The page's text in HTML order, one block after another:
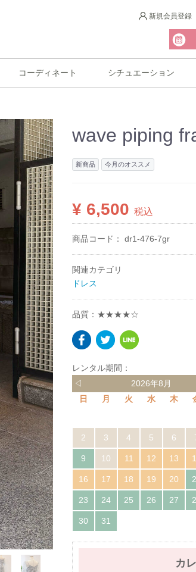
新規会員登録
コーディネート シチュエーション
wave piping
新商品 今月のオススメ
¥ 6,500 税込
商品コード： dr1-476-7gr
関連カテゴリ
ドレス
品質：★★★★☆
レンタル期間：
◁
2026年8月
日
月 火 水 木
2 3 4 5 6
9 10 11 12 13
16 17 18 19 20
23 24 25 26 27
30 31
カ